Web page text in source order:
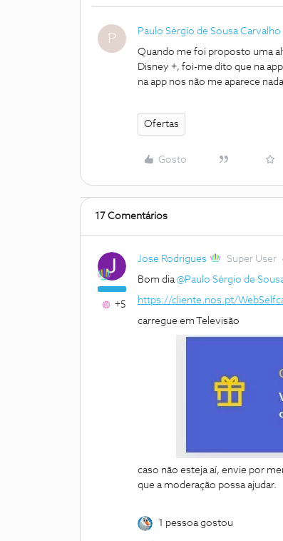
P Paulo Sérgio de Sousa Carvalho
Quando me foi proposto uma
Disney +, foi-me dito que na
na app nos não me aparece
Ofertas
Gosto
17 Comentários
+5
Jose Rodrigues Super User
Bom dia@Paulo Sérgio de
https://cliente.nos.pt/
carregue em Televisão
caso não esteja aí, envie por
que a moderação possa ajudar.
1 pessoa gostou